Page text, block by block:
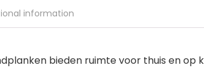
information
bieden ruimte voor thuis en